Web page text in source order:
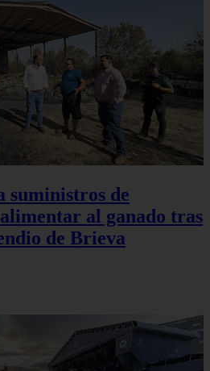
suministros de
al ganado tras
de Brieva